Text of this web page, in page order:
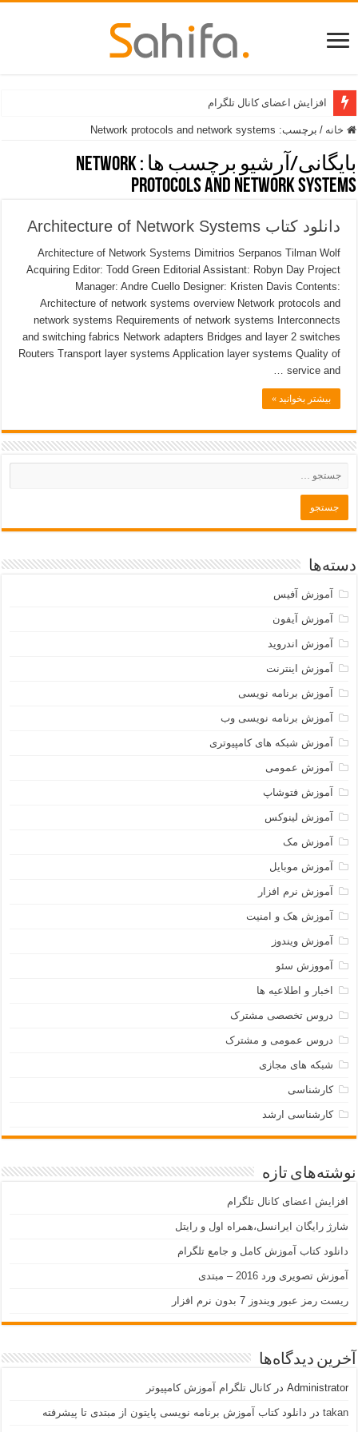
افزایش اعضای کانال تلگرام
خانه / برچسب: Network protocols and network systems
بایگانی/آرشیو برچسب ها :Network
protocols and network systems
دانلود کتاب Architecture of Network Systems
Architecture of Network Systems Dimitrios Serpanos Tilman Wolf
Acquiring Editor: Todd Green Editorial Assistant: Robyn Day Project
Manager: Andre Cuello Designer: Kristen Davis Contents:
Architecture of network systems overview Network protocols and
network systems Requirements of network systems Interconnects
and switching fabrics Network adapters Bridges and layer 2 switches
Routers Transport layer systems Application layer systems Quality of
service and …
بیشتر بخوانید »
دسته‌ها
آموزش آفیس
آموزش آیفون
آموزش اندروید
آموزش اینترنت
آموزش برنامه نویسی
آموزش برنامه نویسی وب
آموزش شبکه های کامپیوتری
آموزش عمومی
آموزش فتوشاپ
آموزش لینوکس
آموزش مک
آموزش موبایل
آموزش نرم افزار
آموزش هک و امنیت
آموزش ویندوز
آمووزش سئو
اخبار و اطلاعیه ها
دروس تخصصی مشترک
دروس عمومی و مشترک
شبکه های مجازی
کارشناسی
کارشناسی ارشد
نوشته‌های تازه
افزایش اعضای کانال تلگرام
شارژ رایگان ایرانسل،همراه اول و رایتل
دانلود کتاب آموزش کامل و جامع تلگرام
آموزش تصویری ورد 2016 – مبتدی
ریست رمز عبور ویندوز 7 بدون نرم افزار
آخرین دیدگاه‌ها
Administrator درکانال تلگرام آموزش کامپیوتر
takan در دانلود کتاب آموزش برنامه نویسی پایتون از مبتدی تا پیشرفته